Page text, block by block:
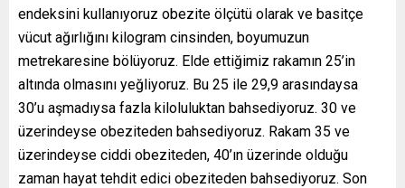
endeksini kullanıyoruz obezite ölçütü olarak ve basitçe
vücut ağırlığını kilogram cinsinden, boyumuzun
metrekaresine bölüyoruz. Elde ettiğimiz rakamın 25’in
altında olmasını yeğliyoruz. Bu 25 ile 29,9 arasındaysa
30’u aşmadıysa fazla kiloluluktan bahsediyoruz. 30 ve
üzerindeyse obeziteden bahsediyoruz. Rakam 35 ve
üzerindeyse ciddi obeziteden, 40’ın üzerinde olduğu
zaman hayat tehdit edici obeziteden bahsediyoruz. Son